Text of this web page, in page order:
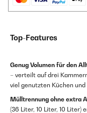
Top-Features
Genug Volumen für den
– verteilt auf drei
viel genutzten Küchen
Mülltrennung ohne extra
(36 Liter, 10 Liter, 10 Liter)